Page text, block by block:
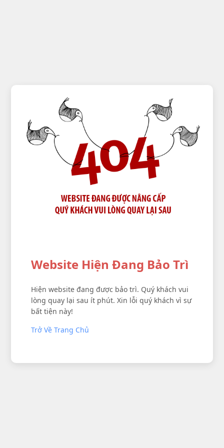
Website Hiện Đang Bảo Trì
Hiện website đang được bảo trì. Quý khách vui
lòng quay lại sau ít phút. Xin lỗi quý khách vì sự
bất tiện này!
Trở Về Trang Chủ